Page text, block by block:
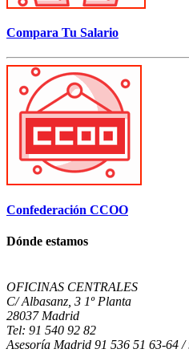
Compara Tu Salario
Confederación CCOO
Dónde estamos
OFICINAS CENTRALES
C/ Albasanz, 3 1º Planta
28037 Madrid
Tel: 91 540 92 82
Asesoría Madrid 91 536 51 63-64 /